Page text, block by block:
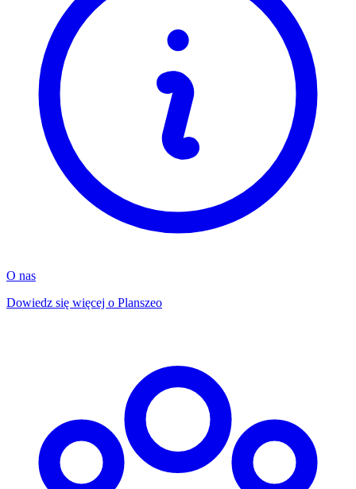
O nas
Dowiedz się więcej o Planszeo